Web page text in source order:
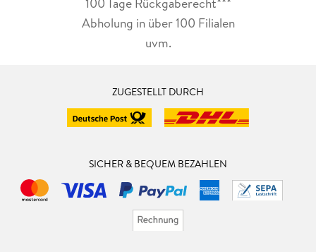
Abholung in über 100 Filialen
uvm.
ZUGESTELLT DURCH
SICHER & BEQUEM BEZAHLEN